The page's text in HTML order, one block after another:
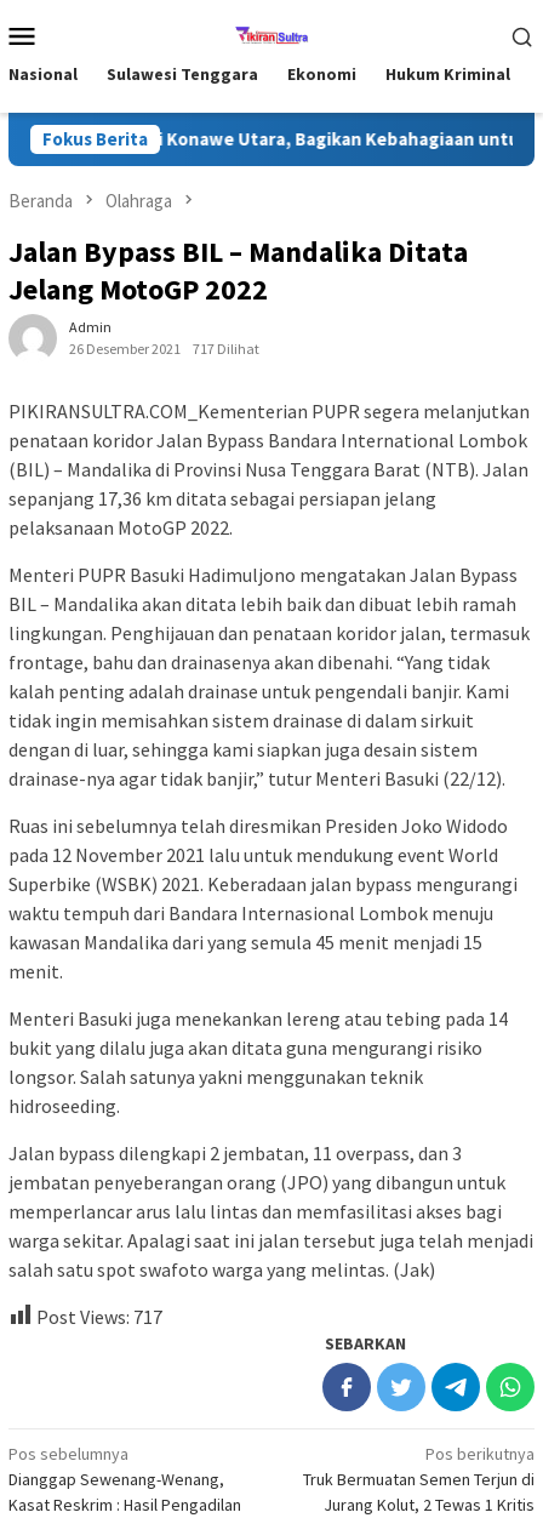
ke
Mobile
Nasional Sulawesi Tenggara Ekonomi Hukum Kriminal
Fokus Berita
Ramadhan di Konawe Utara, Bagikan Kebahagiaan untuk
Beranda Olahraga
Jalan Bypass BIL – Mandalika Ditata
Jelang MotoGP 2022
Admin
26 Desember 2021
717 Dilihat
PIKIRANSULTRA.COM_Kementerian PUPR segera melanjutkan
penataan koridor Jalan Bypass Bandara International Lombok
(BIL) – Mandalika di Provinsi Nusa Tenggara Barat (NTB). Jalan
sepanjang 17,36 km ditata sebagai persiapan jelang
pelaksanaan MotoGP 2022.
Menteri PUPR Basuki Hadimuljono mengatakan Jalan Bypass
BIL – Mandalika akan ditata lebih baik dan dibuat lebih ramah
lingkungan. Penghijauan dan penataan koridor jalan, termasuk
frontage, bahu dan drainasenya akan dibenahi. “Yang tidak
kalah penting adalah drainase untuk pengendali banjir. Kami
tidak ingin memisahkan sistem drainase di dalam sirkuit
dengan di luar, sehingga kami siapkan juga desain sistem
drainase-nya agar tidak banjir,” tutur Menteri Basuki (22/12).
Ruas ini sebelumnya telah diresmikan Presiden Joko Widodo
pada 12 November 2021 lalu untuk mendukung event World
Superbike (WSBK) 2021. Keberadaan jalan bypass mengurangi
waktu tempuh dari Bandara Internasional Lombok menuju
kawasan Mandalika dari yang semula 45 menit menjadi 15
menit.
Menteri Basuki juga menekankan lereng atau tebing pada 14
bukit yang dilalu juga akan ditata guna mengurangi risiko
longsor. Salah satunya yakni menggunakan teknik
hidroseeding.
Jalan bypass dilengkapi 2 jembatan, 11 overpass, dan 3
jembatan penyeberangan orang (JPO) yang dibangun untuk
memperlancar arus lalu lintas dan memfasilitasi akses bagi
warga sekitar. Apalagi saat ini jalan tersebut juga telah menjadi
salah satu spot swafoto warga yang melintas. (Jak)
Post Views: 717
SEBARKAN
Navigasi
pos
Pos sebelumnya
Dianggap Sewenang-Wenang,
Kasat Reskrim : Hasil Pengadilan
Pos berikutnya
Truk Bermuatan Semen Terjun di
Jurang Kolut, 2 Tewas 1 Kritis